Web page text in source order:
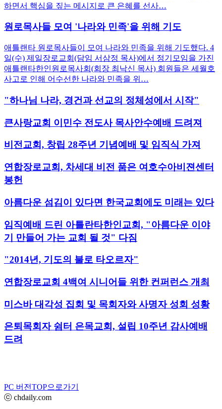
하면서 핵심을 짚는 메시지로 큰 은혜를 선사…
원로목사들 모여 '나라와 민족'을 위해 기도
애틀랜타 원로목사들이 모여 나라와 민족을 위해 기도했다. 4
일(수) 제일장로교회(담임 서삼정 목사)에서 정기모임을 가진
애틀랜타한인원로목사회(회장 최낙신 목사) 회원들은 세월호
사고로 인해 어수선한 나라와 민족을 위…
"하나님 나라, 경건과 선교의 정체성에서 시작"
큰사랑교회 이민수 전도사 목사안수예배 드려져
비전교회, 창립 28주년 기념예배 및 임직식 가져
연합장로교회, 차세대 비전 품은 여호수아비젼센터
봉헌
아름다운 섬김이 있다면 한국교회에도 미래는 있다
임직예배 드린 아틀란타한인교회, "아름다운 이야
기 만들어 가는 교회 될 것" 다짐
"2014년, 기도의 불로 타오르자"
연합장로교회 4백여 시니어들 위한 컨퍼런스 개최
미스바 대각성 집회 및 목회자와 사명자 성회 성황
은퇴목회자 쉼터 은목교회, 설립 10주년 감사예배
드려
PC 버전TOP으로가기
ⓒ chdaily.com